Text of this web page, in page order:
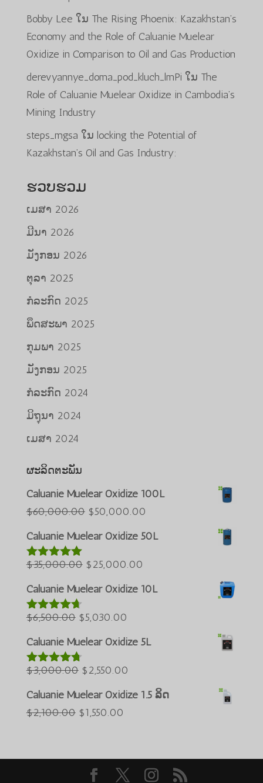
Bobby Lee ໃນ The Rising Phoenix: Kazakhstan’s
Economy and the Role of Caluanie Muelear
Oxidize in Comparison to Oil and Gas Production
derevyannye_doma_pod_kluch_lmPi ໃນ The
Role of Caluanie Muelear Oxidize in Cambodia’s
Mining Industry
steps_mgsa ໃນ locking the Potential of
Kazakhstan’s Oil and Gas Industry:
ຮວບຮວມ
ເມສາ 2026
ມີນາ 2026
ມັງກອນ 2026
ຕຸລາ 2025
ກໍລະກົດ 2025
ພຶດສະພາ 2025
ກຸມພາ 2025
ມັງກອນ 2025
ກໍລະກົດ 2024
ມິຖຸນາ 2024
ເມສາ 2024
ຜະລິດຕະພັນ
Caluanie Muelear Oxidize 100L
$60,000.00 ລາຄາ
ເດີມ
$60,000.00.
$50,000.00
Caluanie Muelear Oxidize 50L
ໃຫ້ຄະແນນ
ທັງໝົດ 5
$35,000.00 ລາຄາ
ເດີມ
$35,000.00.
$25,000.00
Caluanie Muelear Oxidize 10L
ໃຫ້ຄະແນນ
ທັງໝົດ 5
$6,500.00 ລາຄາ
ເດີມ
ແມ່ນ:
$6,500.00.
$5,030.00
ປະຈຸບັນ:
Caluanie Muelear Oxidize 5L
ໃຫ້ຄະແນນ
ທັງໝົດ 5
$3,000.00 ລາຄາ
ເດີມ
$2,550.00
ປະຈຸບັນ:
Caluanie Muelear Oxidize 1.5 ລິດ
$2,100.00 ລາຄາ
$2,100.00.
$1,550.00
简体中文
Tiếng Việt
日本語
한국어
Bahasa Melayu